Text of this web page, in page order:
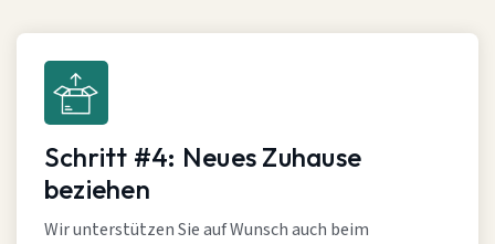
Schritt #4: Neues Zuhause
beziehen
Wir unterstützen Sie auf Wunsch auch beim